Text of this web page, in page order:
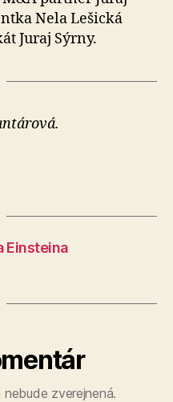
Nela Lešická
Juraj Sýrny.
Einsteina
zverejnená.